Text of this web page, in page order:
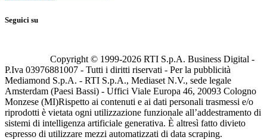
Seguici su
Copyright © 1999-2026 RTI S.p.A. Business Digital -
P.Iva 03976881007 - Tutti i diritti riservati - Per la pubblicità
Mediamond S.p.A. - RTI S.p.A., Mediaset N.V., sede legale
Amsterdam (Paesi Bassi) - Uffici Viale Europa 46, 20093 Cologno
Monzese (MI)Rispetto ai contenuti e ai dati personali trasmessi e/o
riprodotti è vietata ogni utilizzazione funzionale all’addestramento di
sistemi di intelligenza artificiale generativa. È altresì fatto divieto
espresso di utilizzare mezzi automatizzati di data scraping.